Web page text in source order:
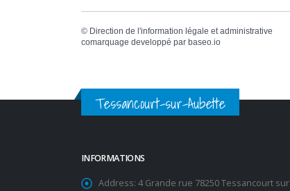
© Direction de l'information légale et administrative
comarquage developpé par baseo.io
Tessancourt-sur-Aubette
INFORMATIONS
Address: 4 Grande rue 78250 Tessancourt sur